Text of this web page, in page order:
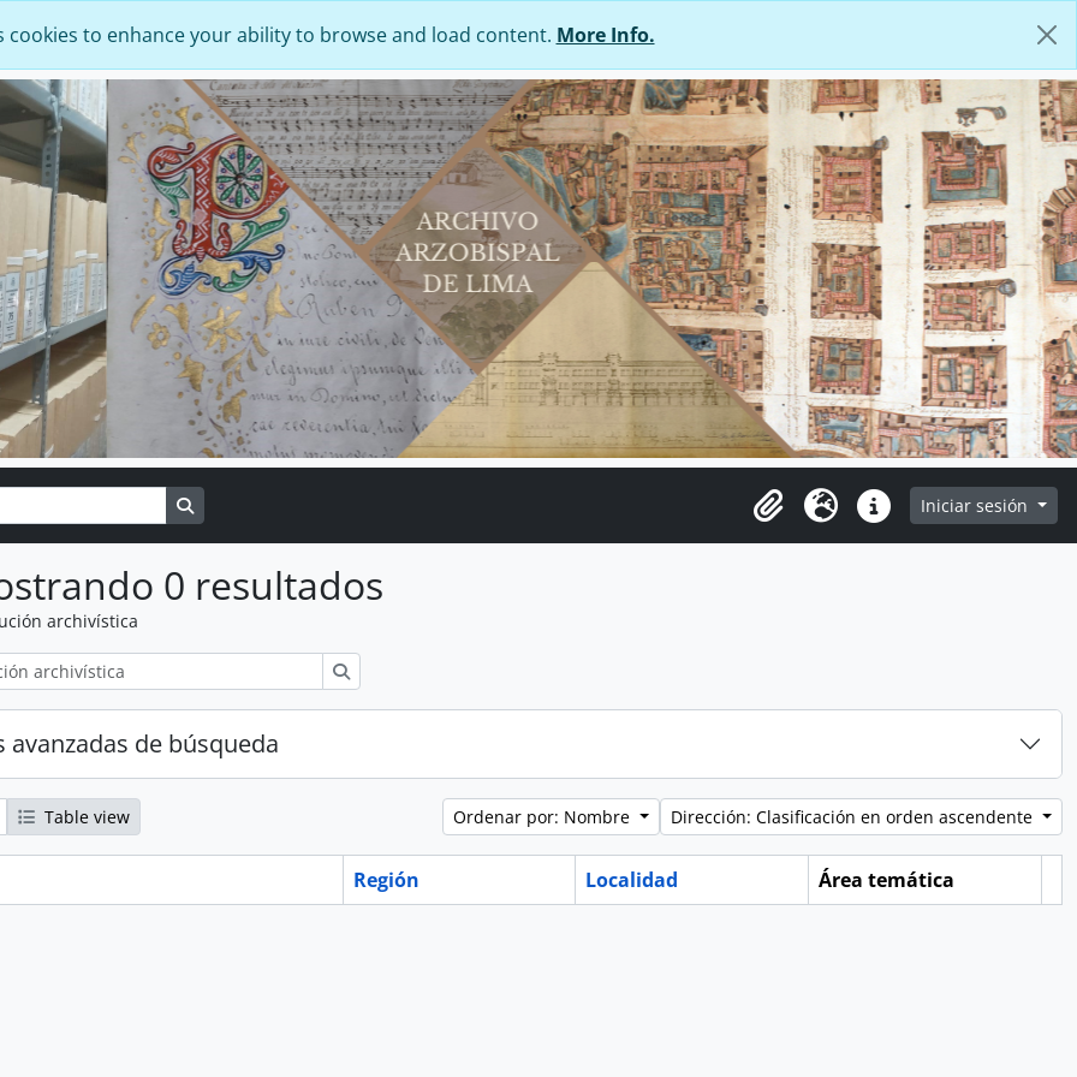
cookies to enhance your ability to browse and load content. More Info.
Search in browse page
Portapapeles
Idioma Enlaces rápidos
Iniciar sesión
0 resultados
archivística
avanzadas de búsqueda
Table view Ordenar por: Nombre Dirección: Clasificación en orden ascendente
Región Localidad
Área temática